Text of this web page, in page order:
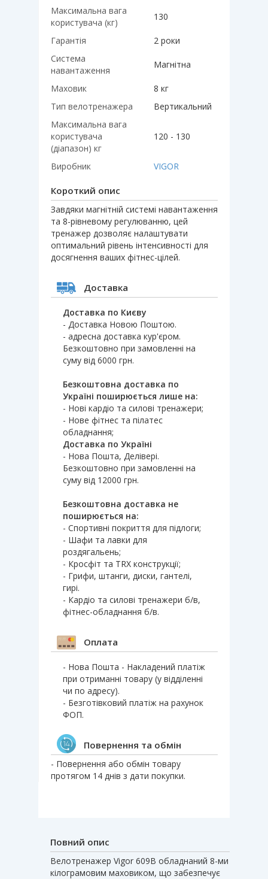
Максимальна вага
користувача (кг)
130
Гарантія
2 роки
Система
навантаження
Магнітна
Маховик
8 кг
Тип велотренажера
Вертикальний
Максимальна вага
користувача
(діапазон) кг
120 - 130
Виробник VIGOR
Короткий опис
Завдяки магнітній системі навантаження
та 8-рівневому регулюванню, цей
тренажер дозволяє налаштувати
оптимальний рівень інтенсивності для
досягнення ваших фітнес-цілей.
Доставка
Доставка по Києву
- Доставка Новою Поштою.
- адресна доставка кур'єром.
Безкоштовно при замовленні на
суму від 6000 грн.
Безкоштовна доставка по
Україні поширюється лише на:
- Нові кардіо та силові тренажери;
- Нове фітнес та пілатес
обладнання;
Доставка по Україні
- Нова Пошта, Делівері.
Безкоштовно при замовленні на
суму від 12000 грн.
Безкоштовна доставка не
поширюється на:
- Спортивні покриття для підлоги;
- Шафи та лавки для
роздягальень;
- Кросфіт та TRX конструкції;
- Грифи, штанги, диски, гантелі,
гирі.
- Кардіо та силові тренажери б/в,
фітнес-обладнання б/в.
Оплата
- Нова Пошта - Накладений платіж
при отриманні товару (у відділенні
чи по адресу).
- Безготівковий платіж на рахунок
ФОП.
Повернення та обмін
- Повернення або обмін товару
протягом 14 днів з дати покупки.
Повний опис
Велотренажер Vigor 609B обладнаний 8-ми
кілограмовим маховиком, що забезпечує